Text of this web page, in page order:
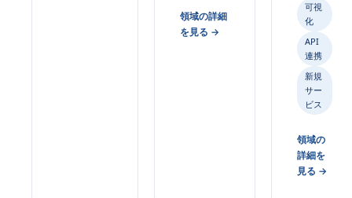
領域の詳細
を見る →
可視
化
API
連携
新規
サー
ビス
領域の
詳細を
見る →